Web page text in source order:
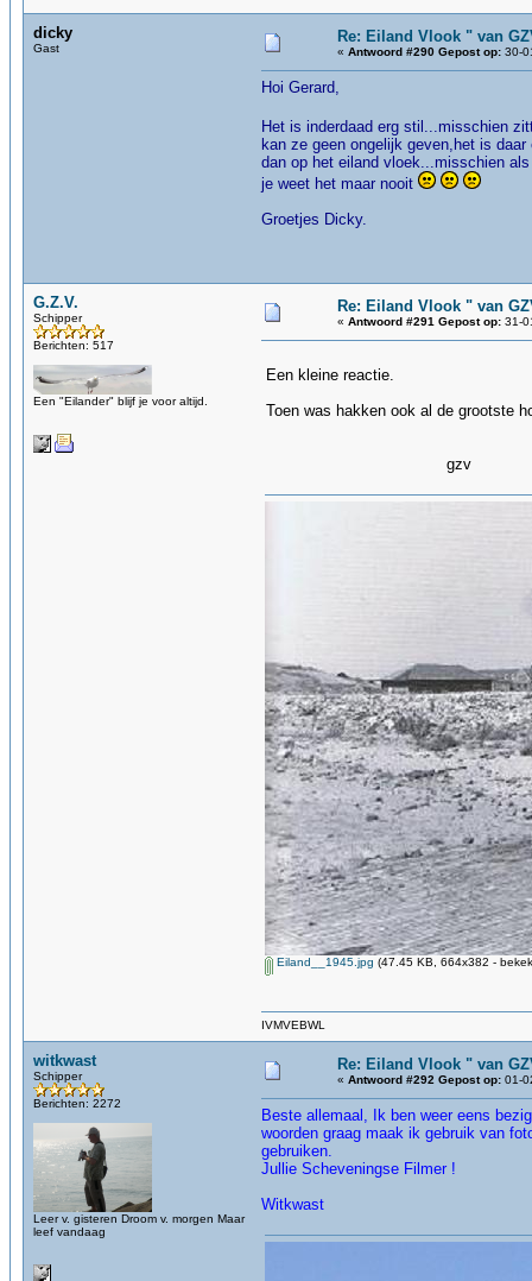
dicky
Gast
Re: Eiland Vlook " van
« Antwoord #290 Gepost op: 30-
Hoi Gerard,
Het is inderdaad erg stil...misschien
kan ze geen ongelijk geven,het is
dan op het eiland vloek...misschien
je weet het maar nooit
Groetjes Dicky.
G.Z.V.
Schipper
Berichten: 517
Een "Eilander" blijf je voor altijd.
Re: Eiland Vlook " van
« Antwoord #291 Gepost op: 31-
Een kleine reactie.
Toen was hakken ook al de grootste
gzv
Eiland__1945.jpg (47.45 KB, 664x382 -
IVMVEBWL
witkwast
Schipper
Berichten: 2272
Leer v. gisteren Droom v. morgen Maar
leef vandaag
Re: Eiland Vlook " van
« Antwoord #292 Gepost op: 01-
Beste allemaal, Ik ben weer eens
woorden graag maak ik gebruik van
gebruiken.
Jullie Scheveningse Filmer !
Witkwast